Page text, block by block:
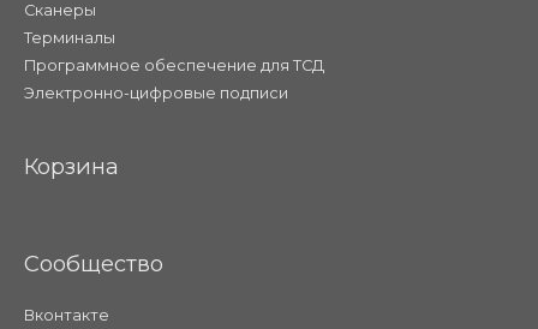
Сканеры
Терминалы
Программное обеспечение для ТСД
Электронно-цифровые подписи
Корзина
Сообщество
Вконтакте